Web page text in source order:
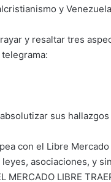
y
y resaltar tres
sus
con el Libre
asociaciones, y
LIBRE